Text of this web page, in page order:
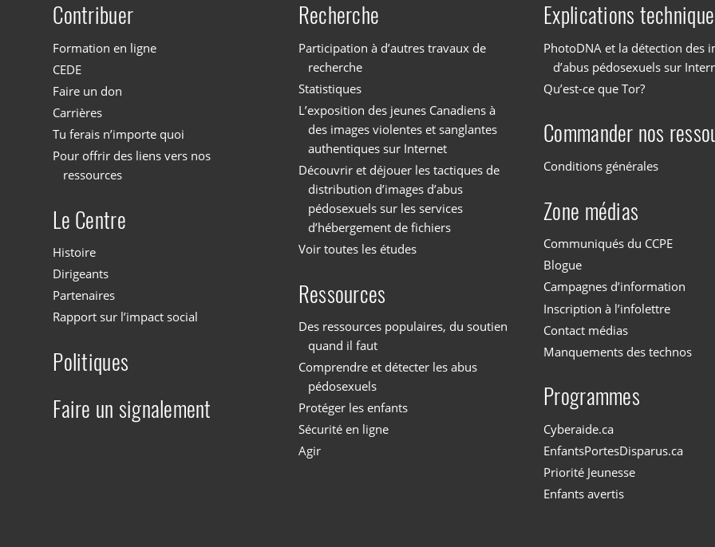
Site menu
Contribuer
Formation en ligne
CEDE
Faire un don
Carrières
Tu ferais n’importe quoi
Pour offrir des liens vers nos
ressources
Le Centre
Histoire
Dirigeants
Partenaires
Rapport sur l’impact social
Politiques
Faire un signalement
Recherche
Participation à d’autres travaux de
recherche
Statistiques
L’exposition des jeunes Canadiens à
des images violentes et sanglantes
authentiques sur Internet
Découvrir et déjouer les tactiques de
distribution d’images d’abus
pédosexuels sur les services
d’hébergement de fichiers
Voir toutes les études
Ressources
Des ressources populaires, du soutien
quand il faut
Comprendre et détecter les abus
pédosexuels
Protéger les enfants
Sécurité en ligne
Agir
Explications
PhotoDNA et la détection des
d’abus pédosexuels sur
Qu’est-ce que Tor?
Commander nos
Conditions générales
Zone médias
Communiqués du CCPE
Blogue
Campagnes d’information
Inscription à l’infolettre
Contact médias
Manquements des technos
Programmes
Cyberaide.ca
EnfantsPortesDisparus.ca
Priorité Jeunesse
Enfants avertis